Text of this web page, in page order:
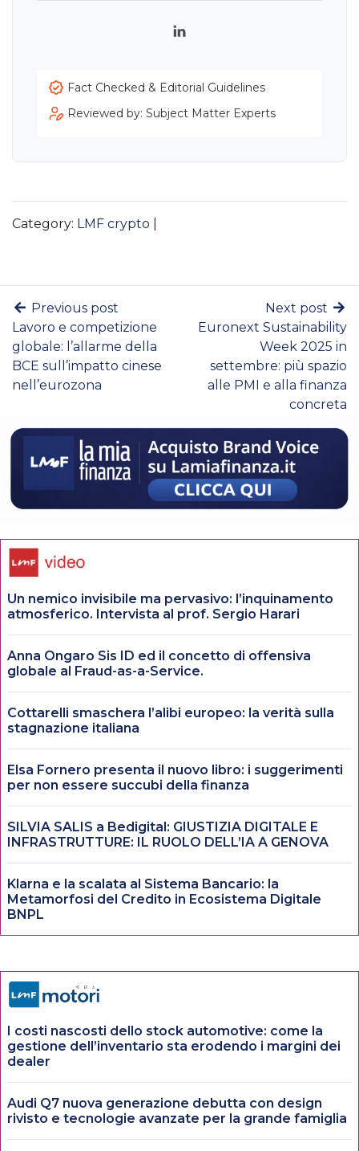
LinkedIn
Fact Checked & Editorial Guidelines
Reviewed by: Subject Matter Experts
Category: LMF crypto
Previous post
Lavoro e competizione
globale: l’allarme della
BCE sull’impatto cinese
nell’eurozona
Next post
Euronext Sustainability
Week 2025 in
settembre: più spazio
alle PMI e alla finanza
concreta
Un nemico invisibile ma pervasivo: l’inquinamento
atmosferico. Intervista al prof. Sergio Harari
Anna Ongaro Sis ID ed il concetto di offensiva
globale al Fraud-as-a-Service.
Cottarelli smaschera l’alibi europeo: la verità sulla
stagnazione italiana
Elsa Fornero presenta il nuovo libro: i suggerimenti
per non essere succubi della finanza
SILVIA SALIS a Bedigital: GIUSTIZIA DIGITALE E
INFRASTRUTTURE: IL RUOLO DELL’IA A GENOVA
Klarna e la scalata al Sistema Bancario: la
Metamorfosi del Credito in Ecosistema Digitale
BNPL
I costi nascosti dello stock automotive: come la
gestione dell’inventario sta erodendo i margini dei
dealer
Audi Q7 nuova generazione debutta con design
rivisto e tecnologie avanzate per la grande famiglia